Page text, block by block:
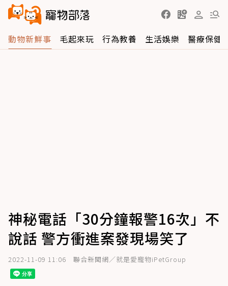
動物新鮮事 毛起來玩 行為教養 生活娛樂 醫療保健
神秘電話「30分鐘報警16次」不
說話 警方衝進案發現場笑了
2022-11-09 11:06 聯合新聞網／就是愛寵物iPetGroup